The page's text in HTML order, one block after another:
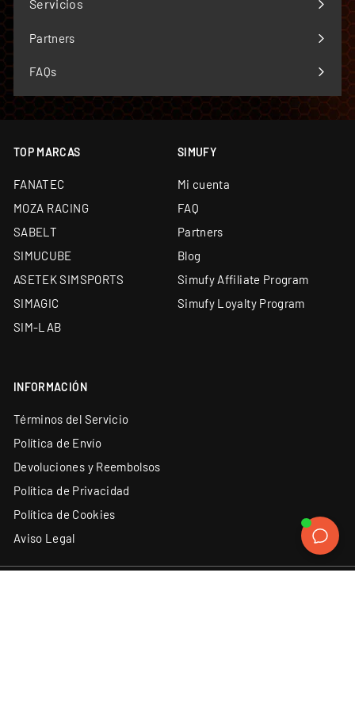
Servicios
Expandir
menú
Partners
FAQs
TOP MARCAS
FANATEC
MOZA RACING
SABELT
SIMUCUBE
ASETEK SIMSPORTS
SIMAGIC
SIM-LAB
SIMUFY
Mi cuenta
FAQ
Partners
Blog
Simufy Affiliate Program
Simufy Loyalty Program
INFORMACIÓN
Términos del Servicio
Política de Envío
Devoluciones y Reembolsos
Política de Privacidad
Política de Cookies
Aviso Legal